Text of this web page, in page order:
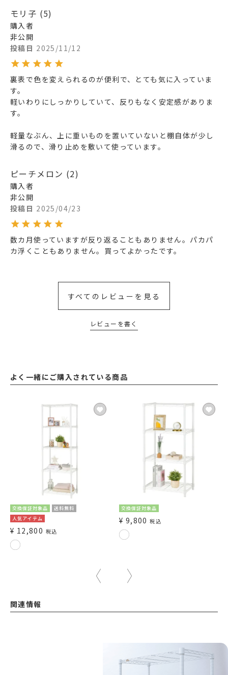
モリ子 5
購入者
非公開
投稿日 2025/11/12
裏表で色を変えられるのが便利で、とても気に入っていま
す。
軽いわりにしっかりしていて、反りもなく安定感がありま
す。
軽量なぶん、上に重いものを置いていないと棚自体が少し
滑るので、滑り止めを敷いて使っています。
ピーチメロン 2
購入者
非公開
投稿日 2025/04/23
数カ月使っていますが反り返ることもありません。パカパ
カ浮くこともありません。買ってよかったです。
すべてのレビューを見る
レビューを書く
よく一緒にご購入されている商品
交換保証対象品
送料無料
人気アイテム
¥ 12,800 税込
交換保証対象品
¥ 9,800 税込
関連情報